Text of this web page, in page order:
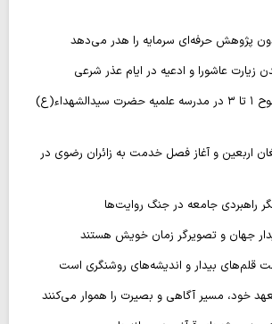
پژوهش حرفه‌ای سرمایه را هدر می‌دهد
زیارت عاشورا و ادعیه در ایام عذر شرعی
پذیرش طلبه در سطوح ۱ تا ۳ در مدرسه علمیه حضرت سیدالشهداء(ع)
اربعین و آغاز فصل خدمت به زائران رضوی در
راهبردی جامعه در جنگ روایت‌ها
جهان و تصویرگر زمان خویش هستند
قلم‌های بیدار و اندیشه‌های روشنگری است
خود، مسیر آگاهی و بصیرت را هموار می‌کنند